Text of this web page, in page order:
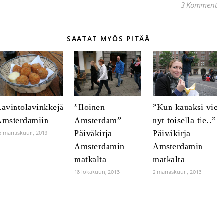
3
SAATAT MYÖS PITÄÄ
marraskuun, 2013
”Iloinen
Amsterdam” –
Päiväkirja
Amsterdamin
matkalta
18 lokakuun, 2013
”Kun kauaksi vie
nyt toisella tie..”
Päiväkirja
Amsterdamin
matkalta
2 marraskuun, 2013